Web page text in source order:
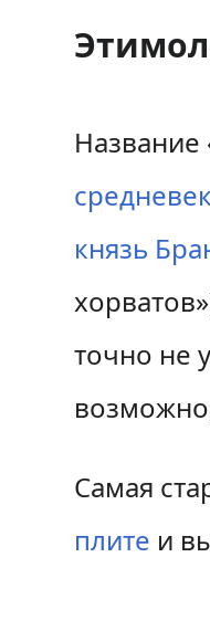
Название
князь
точно не
Самая
плите и